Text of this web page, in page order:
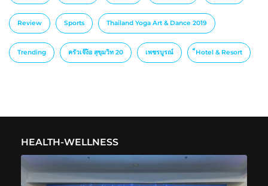
Review Sports Thailand Yoga Art & Dance 2019
Trending ครัวเจ๊ง้อ สุขุมวิท 20 เพชรบูรณ์ ็Hotel & Resort
HEALTH-WELLNESS